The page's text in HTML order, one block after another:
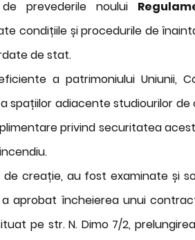
prevederile noului
condițiile și procedurile de
de stat.
a patrimoniului Uniunii,
spațiilor adiacente studiourilor
privind securitatea
de creație, au fost examinate și
a aprobat încheierea unui
pe str. N. Dimo 7/2,